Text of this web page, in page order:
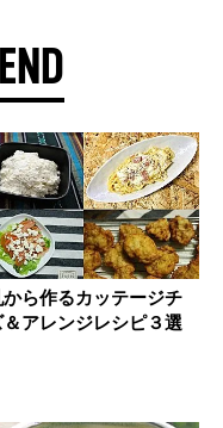
ら作るカッテージチ
＆アレンジレシピ３選